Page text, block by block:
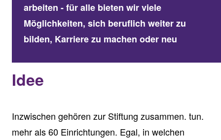
arbeiten - für alle bieten wir viele
Möglichkeiten, sich beruflich weiter zu
bilden, Karriere zu machen oder neu
Idee
Inzwischen gehören zur Stiftung zusammen. tun.
mehr als 60 Einrichtungen. Egal, in welchen